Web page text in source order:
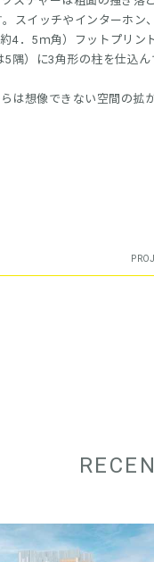
スイッチやインターホン
4．5ｍ角）フットプリン
隅）に3角形の柱を仕込
は想像できない空間の拡